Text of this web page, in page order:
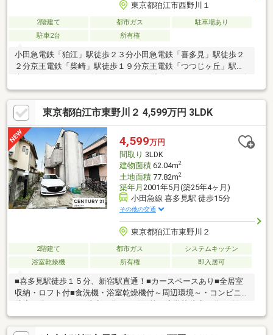
東京都狛江市西野川１
2階建て 都市ガス
駐車場あり
駐車2台
所有権
小田急電鉄「狛江」駅徒歩２３分小田急電鉄「喜多見」駅徒歩２
２分京王電鉄「柴崎」駅徒歩１９分京王電鉄「つつじヶ丘」駅徒
制限有り）■積水ハウス（株）施工。スムストック認定住宅■リビ
ング前にはウッドデッキ有り■子育てしやすい生活動線・家事楽
動線■リビング続きの和室■便利な対面カウンター付ＬＤＫ■２階
の洋室（約１３帖）は可動間仕切収納（ヴァリエス）有り■積水
ハウス独自の環境配慮仕様「エアキス」を採用・角敷地の為、隅
切り部分が合計約６．０ｍ接道しております。・その他法令上の
制限：宅地造成及び特定盛土等規制法
東京都狛江市東野川２ 4,599万円 3LDK
4,599万円
間取り 3LDK
建物面積62.04m2
土地面積77.82m2
築年月 2001年5月(築25年4ヶ月)
小田急線 喜多見駅 徒歩15分
その他の交通
東京都狛江市東野川２
2階建て 都市ガス
システムキッチン
浴室乾燥機
所有権 即入居可
■喜多見駅徒歩１５分、新宿駅直通！■カースペースあり■全居室
収納・ロフト付■食洗機・浴室乾燥機付～周辺環境～・コンビニ
第四中学校徒歩５分！・藤川医院徒歩５分、郵便局徒歩１０
分！・狛江市役所徒歩１３分！・野川緑地公園徒歩３分！